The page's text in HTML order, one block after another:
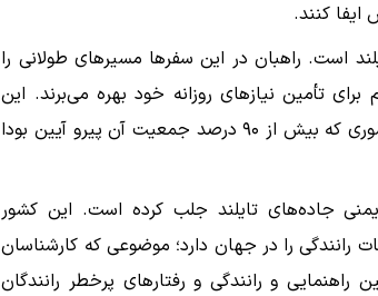
کنند.
است. راهبان در این سفرها مسیرهای طولانی را
تأمین نیازهای روزانه خود بهره می‌برند. این
مراسم از جایگاه ویژه‌ای در جامعه تایلند برخوردار است؛ کشوری که بیش از ۹۰ درصد جمعیت آن پیرو آیین بودا
جاده‌های تایلند جلب کرده است. این کشور
رانندگی را در جهان دارد؛ موضوعی که کارشناسان
راهنمایی و رانندگی و رفتارهای پرخطر رانندگان